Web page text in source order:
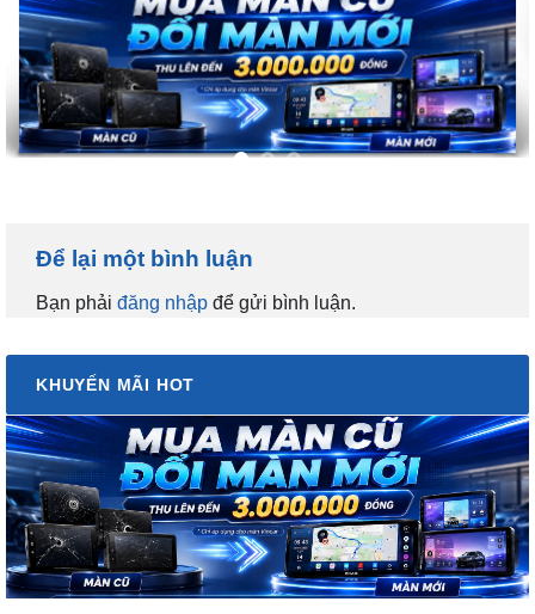
Để lại một bình luận
Bạn phải đăng nhập để gửi bình luận.
KHUYẾN MÃI HOT